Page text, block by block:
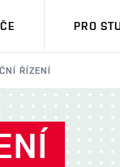
PRO
ŘÍZENÍ